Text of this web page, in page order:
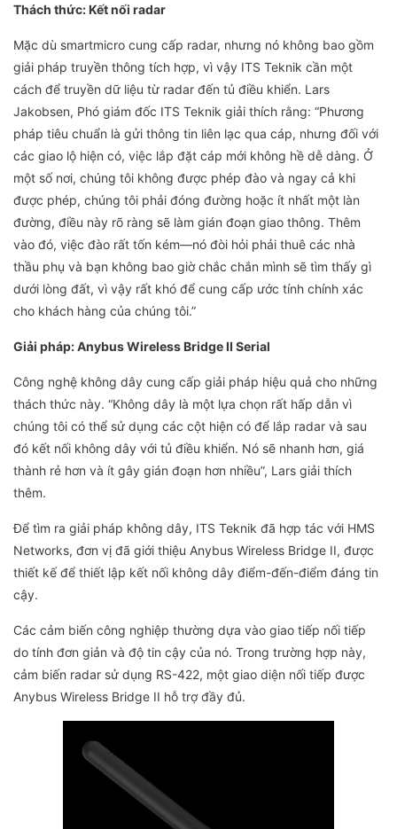
Thách thức: Kết nối radar
Mặc dù smartmicro cung cấp radar, nhưng nó không bao gồm
giải pháp truyền thông tích hợp, vì vậy ITS Teknik cần một
cách để truyền dữ liệu từ radar đến tủ điều khiển. Lars
Jakobsen, Phó giám đốc ITS Teknik giải thích rằng: “Phương
pháp tiêu chuẩn là gửi thông tin liên lạc qua cáp, nhưng đối với
các giao lộ hiện có, việc lắp đặt cáp mới không hề dễ dàng. Ở
một số nơi, chúng tôi không được phép đào và ngay cả khi
được phép, chúng tôi phải đóng đường hoặc ít nhất một làn
đường, điều này rõ ràng sẽ làm gián đoạn giao thông. Thêm
vào đó, việc đào rất tốn kém—nó đòi hỏi phải thuê các nhà
thầu phụ và bạn không bao giờ chắc chắn mình sẽ tìm thấy gì
dưới lòng đất, vì vậy rất khó để cung cấp ước tính chính xác
cho khách hàng của chúng tôi.”
Giải pháp: Anybus Wireless Bridge II Serial
Công nghệ không dây cung cấp giải pháp hiệu quả cho những
thách thức này. “Không dây là một lựa chọn rất hấp dẫn vì
chúng tôi có thể sử dụng các cột hiện có để lắp radar và sau
đó kết nối không dây với tủ điều khiển. Nó sẽ nhanh hơn, giá
thành rẻ hơn và ít gây gián đoạn hơn nhiều”, Lars giải thích
thêm.
Để tìm ra giải pháp không dây, ITS Teknik đã hợp tác với HMS
Networks, đơn vị đã giới thiệu Anybus Wireless Bridge II, được
thiết kế để thiết lập kết nối không dây điểm-đến-điểm đáng tin
cậy.
Các cảm biến công nghiệp thường dựa vào giao tiếp nối tiếp
do tính đơn giản và độ tin cậy của nó. Trong trường hợp này,
cảm biến radar sử dụng RS-422, một giao diện nối tiếp được
Anybus Wireless Bridge II hỗ trợ đầy đủ.